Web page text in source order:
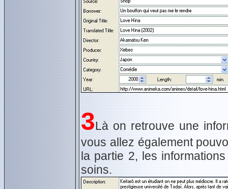
3Là on retrouve une
vous allez également
la partie 2, les
soins.